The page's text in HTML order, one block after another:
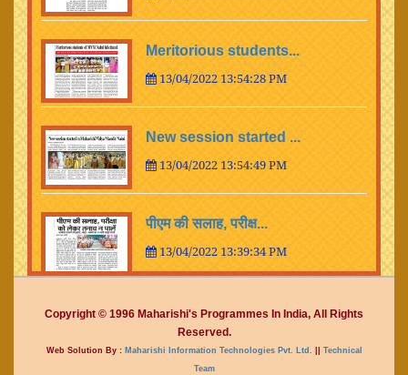
Meritorious students...
13/04/2022 13:54:28 PM
New session started ...
13/04/2022 13:54:49 PM
पीएम की सलाह, परीक्ष...
13/04/2022 13:39:34 PM
महर्षि विद्या मंदिर...
28/03/2022 12:52:23 PM
Copyright © 1996 Maharishi's Programmes In India, All Rights
Reserved.
Web Solution By :Maharishi Information Technologies Pvt. Ltd. || Technical
Team